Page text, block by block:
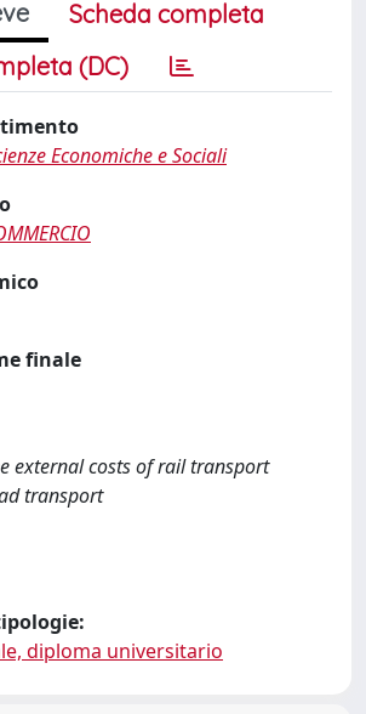
Scheda completa
(DC)
Economiche e Sociali
finale
external costs of rail transport
transport
diploma universitario